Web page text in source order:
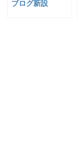
ブログ新設